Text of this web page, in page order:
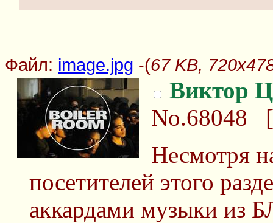
Файл: image.jpg -(67 KB,
Виктор
No.68048 [
Несмотря
посетителей этого
аккардами музыки из